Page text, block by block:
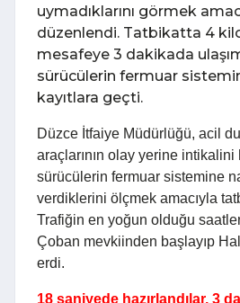
uymadıklarını görmek
düzenlendi. Tatbikatta 4
mesafeye 3 dakikada
sürücülerin fermuar
kayıtlara geçti.
Düzce İtfaiye Müdürlüğü, acil
araçlarının olay yerine intikalini
sürücülerin fermuar sistemine
verdiklerini ölçmek amacıyla
Trafiğin en yoğun olduğu
Çoban mevkiinden başlayıp
erdi.
18 saniyede hazırlandılar, 3